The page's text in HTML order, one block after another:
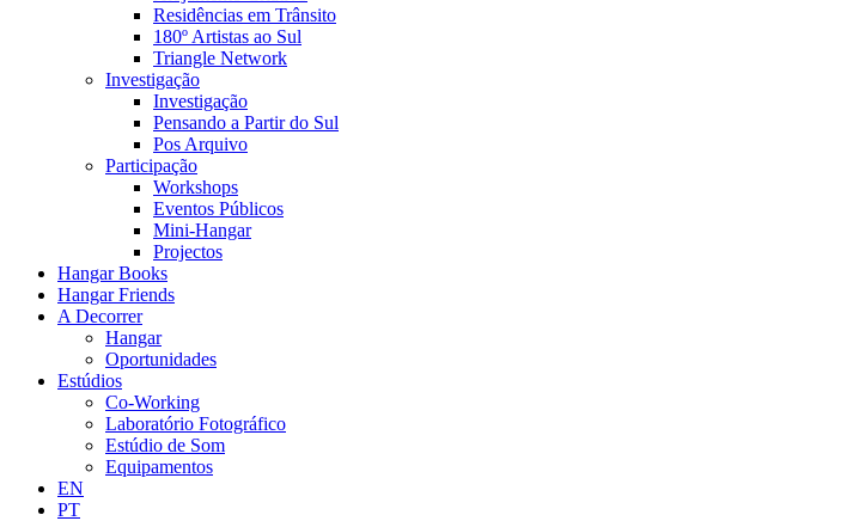
Residências em Trânsito
180º Artistas ao Sul
Triangle Network
Investigação
Investigação
Pensando a Partir do Sul
Pos Arquivo
Participação
Workshops
Eventos Públicos
Mini-Hangar
Projectos
Hangar Books
Hangar Friends
A Decorrer
Hangar
Oportunidades
Estúdios
Co-Working
Laboratório Fotográfico
Estúdio de Som
Equipamentos
EN
PT